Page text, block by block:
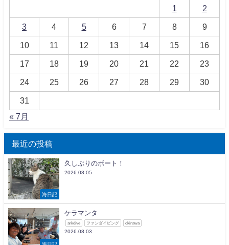
1 2
3 4 5 6 7 8 9
10 11 12 13 14 15 16
17 18 19 20 21 22 23
24 25 26 27 28 29 30
31
« 7月
最近の投稿
海日記
久しぶりのボート！
2026.08.05
海日記
ケラマンタ
arkdive ファンダイビング okinawa
2026.08.03